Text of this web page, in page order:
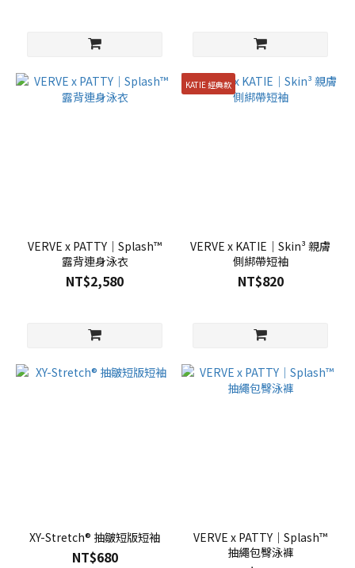
VERVE x PATTY｜Splash™
露背連身泳衣
NT$2,580
KATIE 經典款
VERVE x KATIE｜Skin³ 親膚
側綁帶短袖
NT$820
XY-Stretch® 抽皺短版短袖
NT$680
VERVE x PATTY｜Splash™
抽繩包臀泳褲